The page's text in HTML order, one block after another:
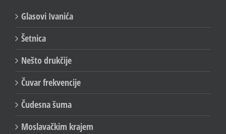
Glasovi Ivanića
Šetnica
Nešto drukčije
Čuvar frekvencije
Čudesna šuma
Moslavačkim krajem